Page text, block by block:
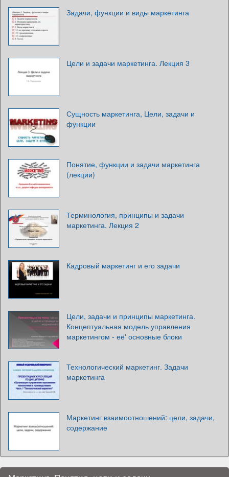
Задачи, функции и виды маркетинга
Цели и задачи маркетинга. Лекция 3
Сущность маркетинга, Цели, задачи и
функции
Понятие, функции и задачи маркетинга
(лекции)
Терминология, принципы и задачи
маркетинга. Лекция 2
Кадровый маркетинг и его задачи
Цели, задачи и принципы маркетинга.
Концептуальная модель управления
маркетингом - её' основные блоки
Технологический маркетинг. Задачи
маркетинга
Маркетинг взаимоотношений: цели, задачи,
содержание